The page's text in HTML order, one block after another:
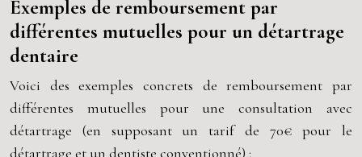
Exemples de remboursement par
différentes mutuelles pour un détartrage
dentaire
Voici des exemples concrets de remboursement par
différentes mutuelles pour une consultation avec
détartrage (en supposant un tarif de 70€ pour le
détartrage et un dentiste conventionné) :